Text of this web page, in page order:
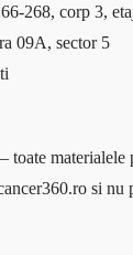
268, corp 3,
09A, sector 5
materialele
si nu